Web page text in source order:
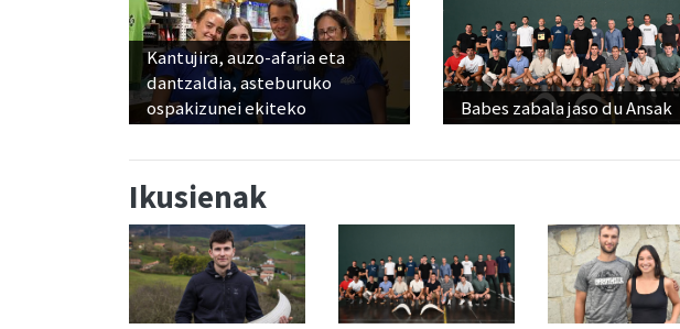
Kantujira, auzo-afaria eta
dantzaldia, asteburuko
ospakizunei ekiteko
Babes zabala jaso du Ansak
Ikusienak